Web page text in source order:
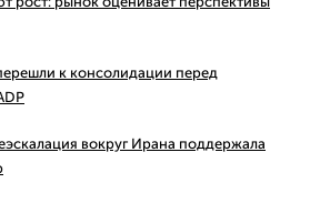
к консолидации перед
вокруг Ирана поддержала